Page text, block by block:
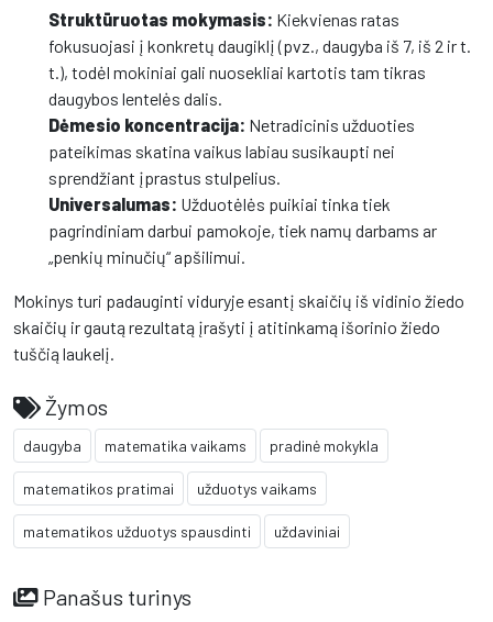
Struktūruotas mokymasis: Kiekvienas ratas
fokusuojasi į konkretų daugiklį (pvz., daugyba iš 7, iš 2 ir t.
t.), todėl mokiniai gali nuosekliai kartotis tam tikras
daugybos lentelės dalis.
Dėmesio koncentracija: Netradicinis užduoties
pateikimas skatina vaikus labiau susikaupti nei
sprendžiant įprastus stulpelius.
Universalumas: Užduotėlės puikiai tinka tiek
pagrindiniam darbui pamokoje, tiek namų darbams ar
„penkių minučių“ apšilimui.
Mokinys turi padauginti viduryje esantį skaičių iš vidinio žiedo
skaičių ir gautą rezultatą įrašyti į atitinkamą išorinio žiedo
tuščią laukelį.
Žymos
daugyba matematika vaikams pradinė mokykla
matematikos pratimai užduotys vaikams
matematikos užduotys spausdinti uždaviniai
Panašus turinys